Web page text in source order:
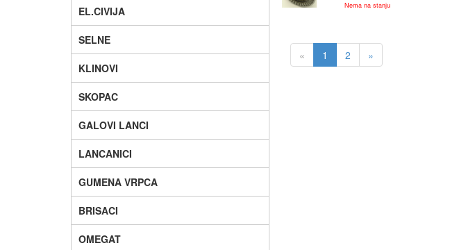
EL.CIVIJA
SELNE
KLINOVI
SKOPAC
GALOVI LANCI
LANCANICI
GUMENA VRPCA
BRISACI
OMEGAT
Nema na stanju
« 1 2 »